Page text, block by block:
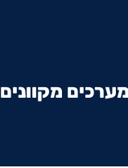
מקוונים